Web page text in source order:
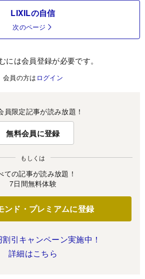
LIXILの自信
次のページ
には会員登録が必要です。
会員の方は ログイン
員限定記事が読み放題！
無料会員に登録
もしくは
ての記事が読み放題！
7日間無料体験
ンド・プレミアムに登録
引キャンペーン実施中！
詳細はこちら